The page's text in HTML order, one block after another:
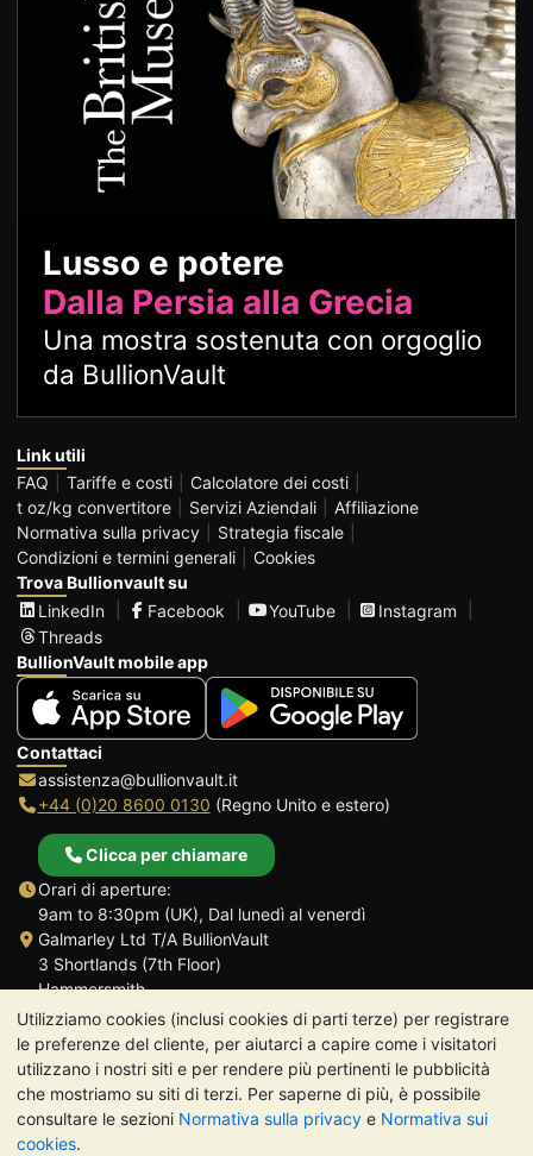
Utilizziamo cookies (inclusi cookies di parti terze) per registrare
le preferenze del cliente, per aiutarci a capire come i visitatori
utilizzano i nostri siti e per rendere più pertinenti le pubblicità
che mostriamo su siti di terzi. Per saperne di più, è possibile
consultare le sezioni Normativa sulla privacy e Normativa sui
cookies.
Lusso e potere
Dalla Persia alla Grecia
Una mostra sostenuta con orgoglio
da BullionVault
Link utili
FAQ
Tariffe e costi
Calcolatore dei costi
t oz/kg convertitore
Servizi Aziendali
Affiliazione
Normativa sulla privacy
Strategia fiscale
Condizioni e termini generali
Cookies
Trova Bullionvault su
LinkedIn
Facebook YouTube
Instagram
Threads
BullionVault mobile app
Contattaci
assistenza@bullionvault.it
+44 (0)20 8600 0130 (Regno Unito e estero)
Clicca per chiamare
Orari di aperture:
9am to 8:30pm (UK), Dal lunedì al venerdì
Galmarley Ltd T/A BullionVault
3 Shortlands (7th Floor)
Hammersmith
Londra
W6 8DA
Regno Unito